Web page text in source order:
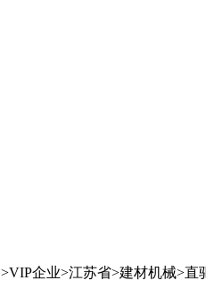
>VIP企业>江苏省>建材机械>直